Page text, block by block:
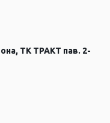
ТК ТРАКТ пав. 2-